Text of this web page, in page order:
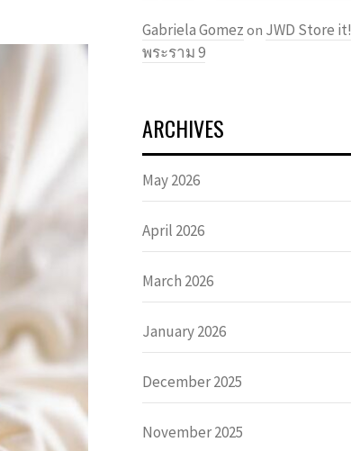
Gabriela Gomez on JWD Store it!
พระราม 9
ARCHIVES
May 2026
April 2026
March 2026
January 2026
December 2025
November 2025